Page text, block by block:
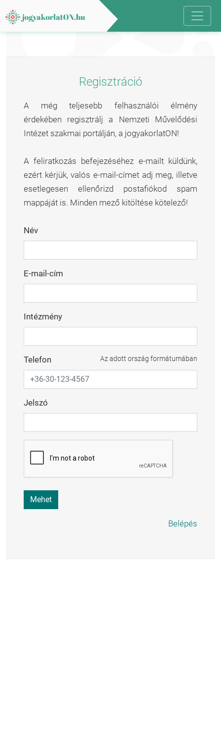
Regisztráció
A még teljesebb felhasználói élmény
érdekében regisztrálj a Nemzeti Művelődési
Intézet szakmai portálján, a jogyakorlatON!
A feliratkozás befejezéséhez e-mailt küldünk,
ezért kérjük, valós e-mail-címet adj meg, illetve
esetlegesen ellenőrizd postafiókod spam
mappáját is. Minden mező kitöltése kötelező!
Név
E-mail-cím
Intézmény
Telefon Az adott ország formátumában
Jelszó
Mehet
Belépés